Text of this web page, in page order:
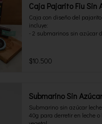
Caja Pajarito Fiu Sin
Caja con diseño del pajarito
incluye:
- 2 submarinos sin azúcar
$10.500
Submarino Sin
Submarino sin azúcar
40g para derretir en leche o